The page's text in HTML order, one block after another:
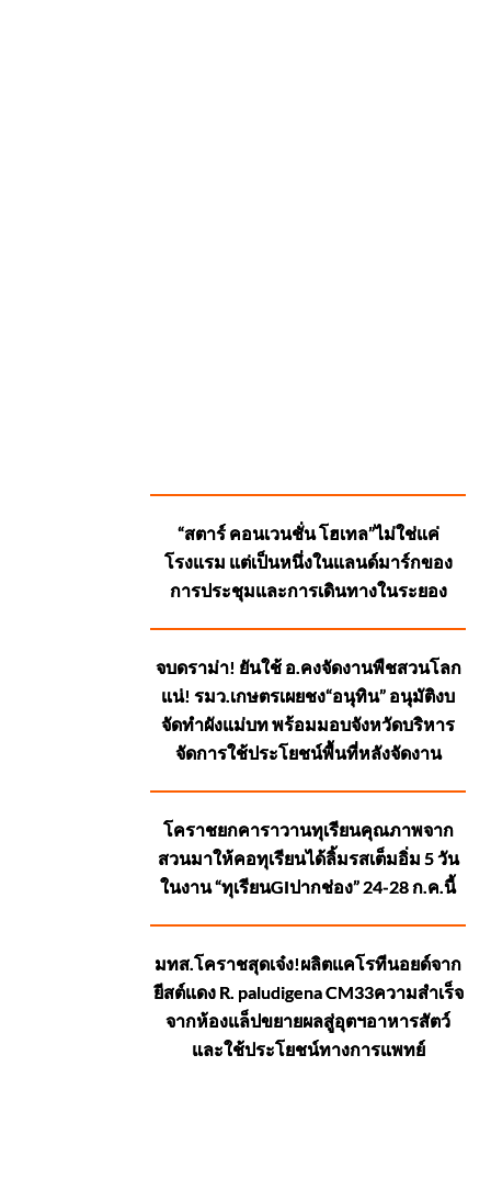
“สตาร์ คอนเวนชั่น โฮเทล”ไม่ใช่แค่
โรงแรม แต่เป็นหนึ่งในแลนด์มาร์กของ
การประชุมและการเดินทางในระยอง
จบดราม่า! ยันใช้ อ.คงจัดงานพืชสวนโลก
แน่! รมว.เกษตรเผยชง“อนุทิน” อนุมัติงบ
จัดทำผังแม่บท พร้อมมอบจังหวัดบริหาร
จัดการใช้ประโยชน์พื้นที่หลังจัดงาน
โคราชยกคาราวานทุเรียนคุณภาพจาก
สวนมาให้คอทุเรียนได้ลิ้มรสเต็มอิ่ม 5 วัน
ในงาน “ทุเรียนGIปากช่อง” 24-28 ก.ค.นี้
มทส.โคราชสุดเจ๋ง!ผลิตแคโรทีนอยด์จาก
ยีสต์แดง R. paludigena CM33ความสำเร็จ
จากห้องแล็ปขยายผลสู่อุตฯอาหารสัตว์
และใช้ประโยชน์ทางการแพทย์